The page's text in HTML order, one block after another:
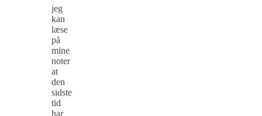
jeg
kan
læse
på
mine
noter
at
den
sidste
tid
har